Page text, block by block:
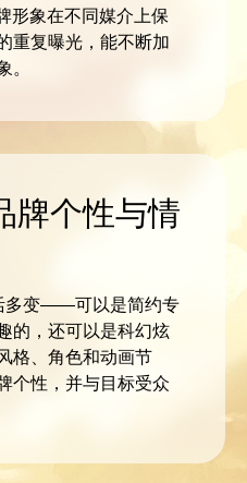
形象在不同媒介上保
重复曝光，能不断加
。
牌个性与情
多变——可以是简约专
的，还可以是科幻炫
格、角色和动画节
个性，并与目标受众